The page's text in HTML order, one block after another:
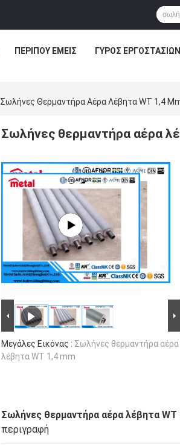
ΠΕΡΊΠΟΥ ΕΜΕΊΣ ΓΎΡΟΣ ΕΡΓΟΣΤΑΣΊΩΝ
Σωλήνες Θερμαντήρα Αέρα Λέβητα WT 1,4
Σωλήνες θερμαντήρα αέρα
Μεγάλες Εικόνας : Σωλήνες θερμαντήρα αέρα
λέβητα WT 1,4 mm
Σωλήνες θερμαντήρα αέρα λέβητα WT
περιγραφή